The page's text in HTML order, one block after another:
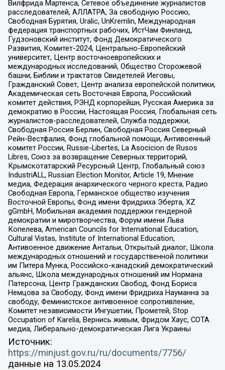
Вилфрида Мартенса, Сетевое объединение журналистов
расследователей, АЛЛАТРА, За свободную Россию,
Свободная Бурятия, Uralic, UnKremlin, Международная
федерация транспортных рабочих, ИстЧам Финланд,
Гудзоновский институт, Фонд Демократического
Развития, Комитет-2024, Центрально-Европейский
университет, Центр восточноевропейских и
международных исследований, Общество Сторожевой
башни, Библии и трактатов Свидетелей Иеговы,
Гражданский Совет, Центр анализа европейской политики,
Академическая сеть Восточная Европа, Российский
комитет действия, РЭНД корпорейшн, Русская Америка за
демократию в России, Настоящая Россия, Глобальная сеть
журналистов-расследователей, Служба поддержки,
Свободная Россия Берлин, Свободная Россия Северный
Рейн-Вестфалия, Фонд глобальной помощи, Антивоенный
комитет России, Russie-Libertes, La Asocicion de Rusos
Libres, Союз за возвращение Северных территорий,
Крымскотатарский Ресурсный Центр, Глобальный союз
IndustriALL, Russian Election Monitor, Article 19, Мнение
медиа, Федерация анархического черного креста, Радио
Свободная Европа, Германское общество изучения
Восточной Европы, Фонд имени Фридриха Эберта, XZ
gGmbH, Мобильная академия поддержки гендерной
демократии и миротворчества, Форум имени Льва
Копелева, American Councils for International Education,
Cultural Vistas, Institute of International Education,
Антивоенное движение Антальи, Открытый диалог, Школа
международных отношений и государственной политики
им Питера Мунка, Российско-канадский демократический
альянс, Школа международных отношений им Нормана
Патерсона, Центр Гражданских Свобод, Фонд Бориса
Немцова за Свободу, Фонд имени Фридриха Науманна за
свободу, Феминистское антивоенное сопротивление,
Комитет независимости Ингушетии, Прометей, Stop
Occupation of Karelia, Вернись живым, Фридом Хаус, СОТА
медиа, Либерально-демократическая Лига Украины
Источник:
https://minjust.gov.ru/ru/documents/7756/
данные на 13.05.2024